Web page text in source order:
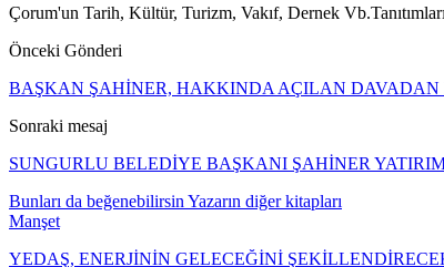
Çorum'un Tarih, Kültür, Turizm, Vakıf, Dernek
Önceki Gönderi
BAŞKAN ŞAHİNER, HAKKINDA AÇILAN DAVADAN
Sonraki mesaj
SUNGURLU BELEDİYE BAŞKANI ŞAHİNER
Bunları da beğenebilirsin Yazarın diğer kitapları
Manşet
YEDAŞ, ENERJİNİN GELECEĞİNİ